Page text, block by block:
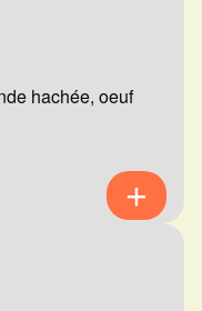
hachée, oeuf